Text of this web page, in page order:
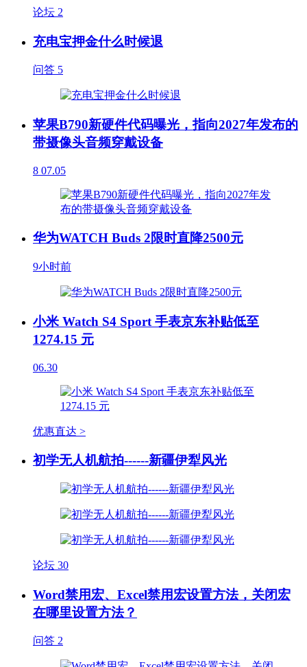
论坛 2
充电宝押金什么时候退
问答 5
苹果B790新硬件代码曝光，指向2027年发布的
带摄像头音频穿戴设备
8 07.05
华为WATCH Buds 2限时直降2500元
9小时前
小米 Watch S4 Sport 手表京东补贴低至
1274.15 元
06.30
优惠直达 >
初学无人机航拍------新疆伊犁风光
论坛 30
Word禁用宏、Excel禁用宏设置方法，关闭宏
在哪里设置方法？
问答 2